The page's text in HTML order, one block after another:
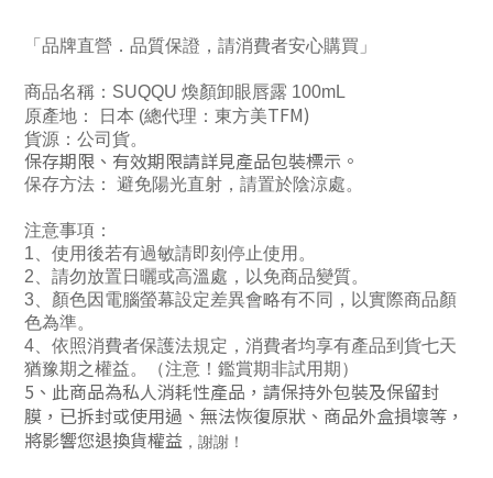
「品牌直營．品質保證，請消費者安心購買」
商品名稱：SUQQU 煥顏卸眼唇露 100mL
原產地： 日本 (總代理：東方美TFM)
貨源：公司貨。
保存期限、有效期限請詳見產品包裝標示。
保存方法： 避免陽光直射，請置於陰涼處。
注意事項：
1、使用後若有過敏請即刻停止使用。
2、請勿放置日曬或高溫處，以免商品變質。
3、顏色因電腦螢幕設定差異會略有不同，以實際商品顏
色為準。
4、依照消費者保護法規定，消費者均享有產品到貨七天
猶豫期之權益。（注意！鑑賞期非試用期）
5、此商品為私人消耗性產品，請保持外包裝及保留封
膜，已拆封或使用過、無法恢復原狀、商品外盒損壞等，
將影響您退換貨權益 ，謝謝！